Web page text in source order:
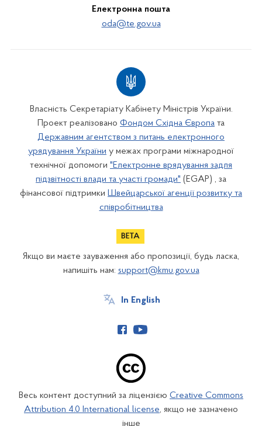
Електронна пошта
oda@te.gov.ua
Власність Секретаріату Кабінету Міністрів України.
Проект реалізовано Фондом Східна Європа та
Державним агентством з питань електронного
урядування України у межах програми міжнародної
технічної допомоги "Електронне врядування задля
підзвітності влади та участі громади" (EGAP) , за
фінансової підтримки Швейцарської агенції розвитку та
співробітництва
Якщо ви маєте зауваження або пропозиції, будь ласка,
напишіть нам: support@kmu.gov.ua
In English
Весь контент доступний за ліцензією Creative Commons
Attribution 4.0 International license, якщо не зазначено
інше